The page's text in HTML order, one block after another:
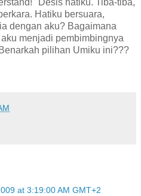
Hatiku bersuara,
dengan aku? Bagaimana
menjadi pembimbingnya
pilihan Umiku ini???
at 3:19:00 AM GMT+2